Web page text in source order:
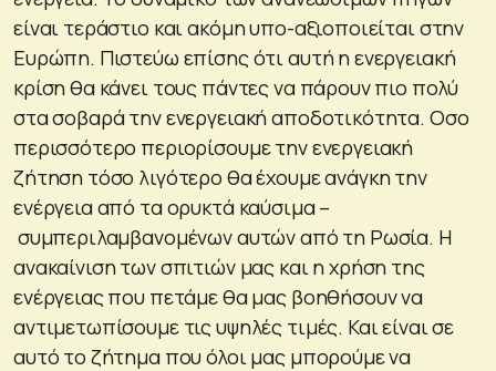
είναι τεράστιο και ακόμη υπο-αξιοποιείται στην
Ευρώπη. Πιστεύω επίσης ότι αυτή η ενεργειακή
κρίση θα κάνει τους πάντες να πάρουν πιο πολύ
στα σοβαρά την ενεργειακή αποδοτικότητα. Οσο
περισσότερο περιορίσουμε την ενεργειακή
ζήτηση τόσο λιγότερο θα έχουμε ανάγκη την
ενέργεια από τα ορυκτά καύσιμα –
συμπεριλαμβανομένων αυτών από τη Ρωσία. Η
ανακαίνιση των σπιτιών μας και η χρήση της
ενέργειας που πετάμε θα μας βοηθήσουν να
αντιμετωπίσουμε τις υψηλές τιμές. Και είναι σε
αυτό το ζήτημα που όλοι μας μπορούμε να